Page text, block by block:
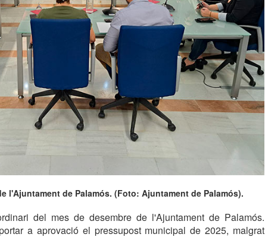
l'Ajuntament de Palamós. (Foto: Ajuntament de Palamós).
del mes de desembre de l'Ajuntament de Palamós.
a aprovació el pressupost municipal de 2025, malgrat